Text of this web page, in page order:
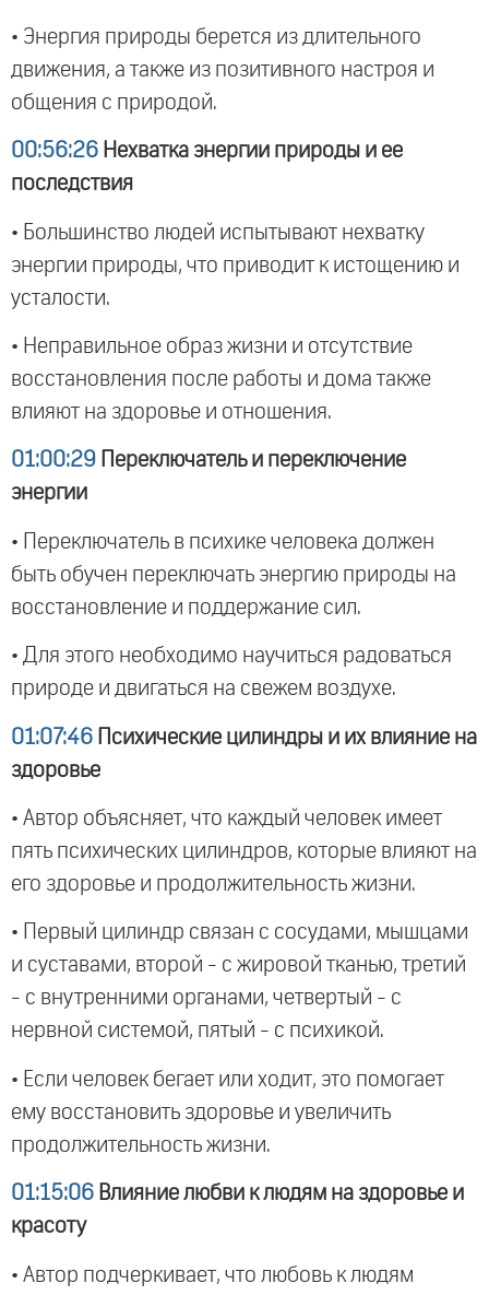
• Энергия природы берется из длительного
движения, а также из позитивного настроя и
общения с природой.
00:56:26 Нехватка энергии природы и ее
последствия
• Большинство людей испытывают нехватку
энергии природы, что приводит к истощению и
усталости.
• Неправильное образ жизни и отсутствие
восстановления после работы и дома также
влияют на здоровье и отношения.
01:00:29 Переключатель и переключение
энергии
• Переключатель в психике человека должен
быть обучен переключать энергию природы на
восстановление и поддержание сил.
• Для этого необходимо научиться радоваться
природе и двигаться на свежем воздухе.
01:07:46 Психические цилиндры и их влияние на
здоровье
• Автор объясняет, что каждый человек имеет
пять психических цилиндров, которые влияют на
его здоровье и продолжительность жизни.
• Первый цилиндр связан с сосудами, мышцами
и суставами, второй - с жировой тканью, третий
- с внутренними органами, четвертый - с
нервной системой, пятый - с психикой.
• Если человек бегает или ходит, это помогает
ему восстановить здоровье и увеличить
продолжительность жизни.
01:15:06 Влияние любви к людям на здоровье и
красоту
• Автор подчеркивает, что любовь к людям